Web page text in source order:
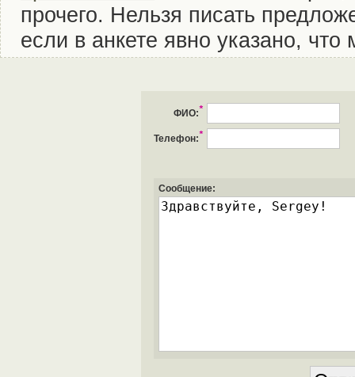
прочего. Нельзя писать
если в анкете явно указано,
ФИО:*
Телефон:*
Сообщение: